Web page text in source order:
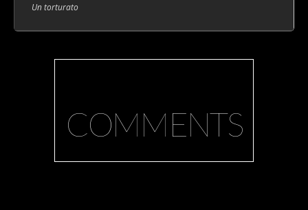
Un torturato
COMMENTS